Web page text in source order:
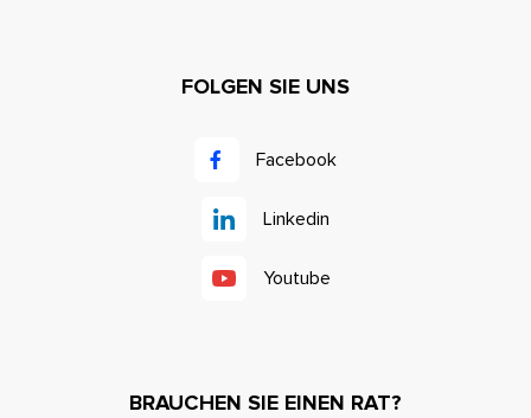
FOLGEN SIE UNS
Facebook
Linkedin
Youtube
BRAUCHEN SIE EINEN RAT?